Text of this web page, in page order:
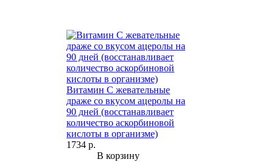
Витамин С жевательные
драже со вкусом ацеролы на
90 дней (восстанавливает
количество аскорбиновой
кислоты в организме)
1734 р.
В корзину